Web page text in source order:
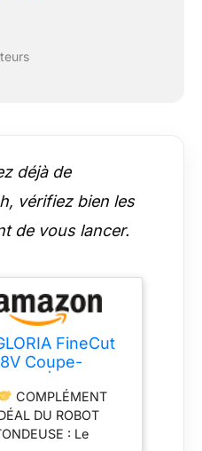
déjà de
vérifiez bien les
de vous lancer.
FineCut
Coupe-
Bosch
(Outil Seul)
COMPLÉMENT
DU ROBOT
: Le